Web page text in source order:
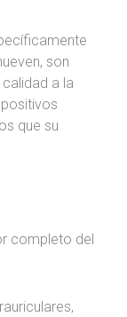
son
a la
que su
completo del